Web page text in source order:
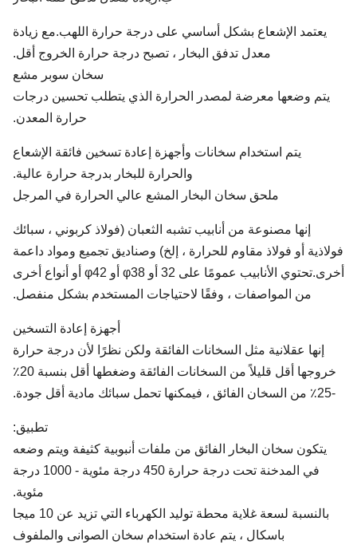
يعتمد الإشعاع بشكل أساسي على درجة حرارة اللهب.مع زيادة
معدل تدفق البخار ، تصبح درجة حرارة الخروج أقل.
سخان سوبر مشع
يتم وضعها معرضة لمصدر الحرارة الذي يتطلب تحسين درجات
حرارة المعدن.
يتم استخدام سخانات وأجهزة إعادة تسخين فائقة الإشعاع
والحرارة للبخار بدرجة حرارة عالية.
ملحق سخان البخار المشع عالي الحرارة في المرجل
إنها مصنوعة من أنابيب تشبه الثعبان (فولاذ كربوني ، سبائك
أو فولاذ مقاوم للحرارة ، إلخ) وصناديق تجميع ومواد داعمة
أخرى.تحتوي الأنابيب عمومًا على 32 أو φ38 أو φ42 أو أنواع أخرى
من المواصفات ، وفقًا لاحتياجات المستخدم بشكل منفصل.
أجهزة إعادة التسخين
إنها عقلانية مثل السخانات الفائقة ولكن نظرًا لأن درجة حرارة
خروجها أقل قليلاً من السخانات الفائقة وضغطها أقل بنسبة 20٪
تطبيق:
يتكون سخان البخار الفائق من ملفات أنبوبية كثيفة ويتم وضعه
في المدخنة تحت درجة حرارة 450 درجة مئوية - 1000 درجة
مئوية.
بالنسبة لسعة غلاية محطة توليد الكهرباء التي تزيد عن 10 ميجا
باسكال ، يتم عادة استخدام سخان الصوانى والملفوف